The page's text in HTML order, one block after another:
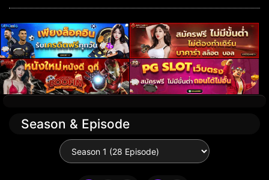
Season & Episode